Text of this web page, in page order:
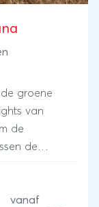
groene
van
de
de
over
vanaf